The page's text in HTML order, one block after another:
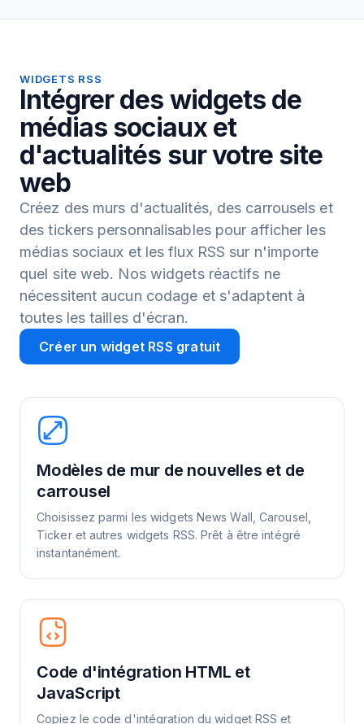
WIDGETS RSS
Intégrer des widgets de
médias sociaux et
d'actualités sur votre site
web
Créez des murs d'actualités, des carrousels et
des tickers personnalisables pour afficher les
médias sociaux et les flux RSS sur n'importe
quel site web. Nos widgets réactifs ne
nécessitent aucun codage et s'adaptent à
toutes les tailles d'écran.
Créer un widget RSS gratuit
Modèles de mur de nouvelles et de
carrousel
Choisissez parmi les widgets News Wall, Carousel,
Ticker et autres widgets RSS. Prêt à être intégré
instantanément.
Code d'intégration HTML et
JavaScript
Copiez le code d'intégration du widget RSS et